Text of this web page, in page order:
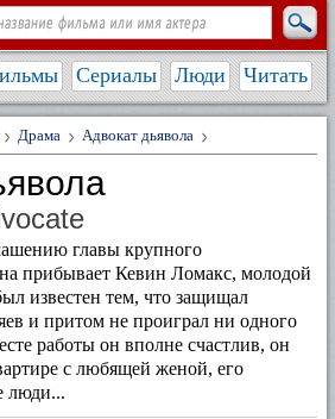
Сериалы Люди Читать
Драма Адвокат дьявола
главы крупного
прибывает Кевин Ломакс, молодой
известен тем, что защищал
и притом не проиграл ни одного
работы он вполне счастлив, он
с любящей женой, его
люди...